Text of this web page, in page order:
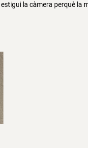
la càmera perquè